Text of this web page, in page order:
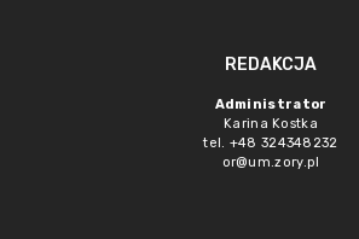
REDAKCJA
Administrator
Karina Kostka
tel. +48 324348232
or@um.zory.pl